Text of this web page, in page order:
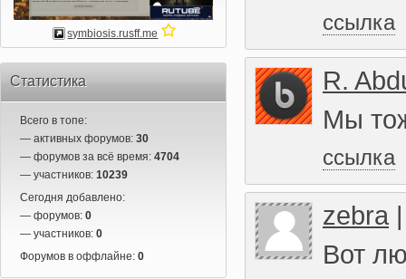
symbiosis.rusff.me
Статистика
Всего в топе:
— активных форумов: 30
— форумов за всё время: 4704
— участников: 10239
Сегодня добавлено:
— форумов: 0
— участников: 0
Форумов в оффлайне: 0
ссылка
R.
Мы
ссылка
zebra
Вот